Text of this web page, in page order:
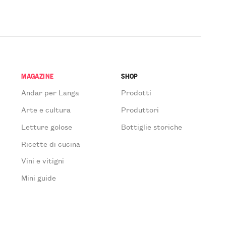
MAGAZINE
Andar per Langa
Arte e cultura
Letture golose
Ricette di cucina
Vini e vitigni
Mini guide
SHOP
Prodotti
Produttori
Bottiglie storiche